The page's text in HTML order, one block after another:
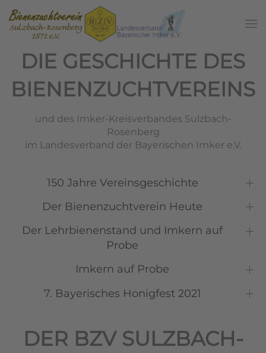
Zum Hauptinhalt springen
DIE GESCHICHTE DES
BIENENZUCHTVEREINS
und des Imker-Kreisverbandes Sulzbach-
Rosenberg
im Landesverband der Bayerischen Imker e.V.
150 Jahre Vereinsgeschichte
Der Bienenzuchtverein Heute
Der Lehrbienenstand und Imkern auf
Probe
Imkern auf Probe
7. Bayerisches Honigfest 2021
DER BZV SULZBACH-